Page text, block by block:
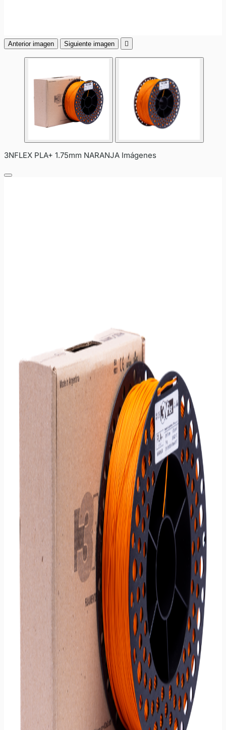
Anterior imagen Siguiente imagen 
3NFLEX PLA+ 1.75mm NARANJA Imágenes